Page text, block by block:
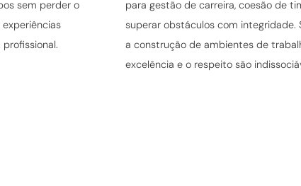
sem perder o
para gestão de carreira, coesão de
superar obstáculos com integridade.
a construção de ambientes de
excelência e o respeito são